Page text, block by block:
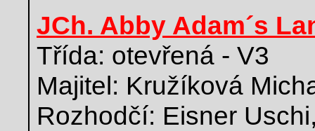
JCh. Abby Adam´s
Třída: otevřená - V3
Majitel: Kružíková
Rozhodčí: Eisner